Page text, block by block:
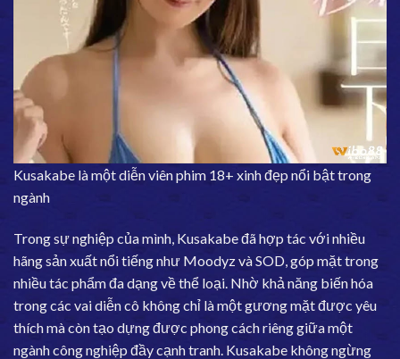
Kusakabe là một diễn viên phim 18+ xinh đẹp nổi bật trong
ngành
Trong sự nghiệp của mình, Kusakabe đã hợp tác với nhiều
hãng sản xuất nổi tiếng như Moodyz và SOD, góp mặt trong
nhiều tác phẩm đa dạng về thể loại. Nhờ khả năng biến hóa
trong các vai diễn cô không chỉ là một gương mặt được yêu
thích mà còn tạo dựng được phong cách riêng giữa một
ngành công nghiệp đầy cạnh tranh. Kusakabe không ngừng